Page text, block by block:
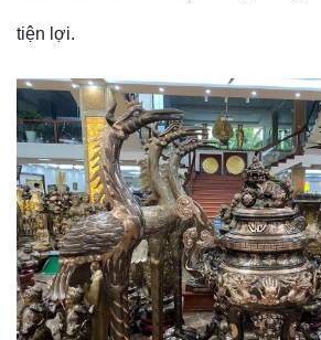
tiện lợi.